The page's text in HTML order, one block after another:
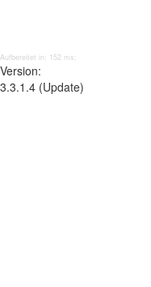
Aufbereitet in: 152 ms;
Version:
3.3.1.4 (Update)